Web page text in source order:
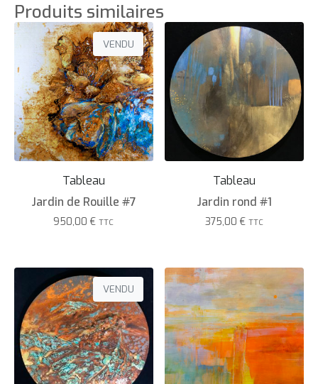
Produits similaires
VENDU
Tableau
Jardin de Rouille #7
950,00€ TTC
Tableau
Jardin rond #1
375,00€ TTC
VENDU